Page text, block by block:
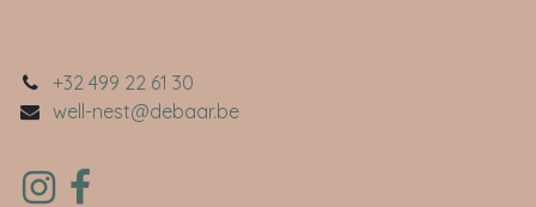
+32 499 22 61 30
well-nest@debaar.be